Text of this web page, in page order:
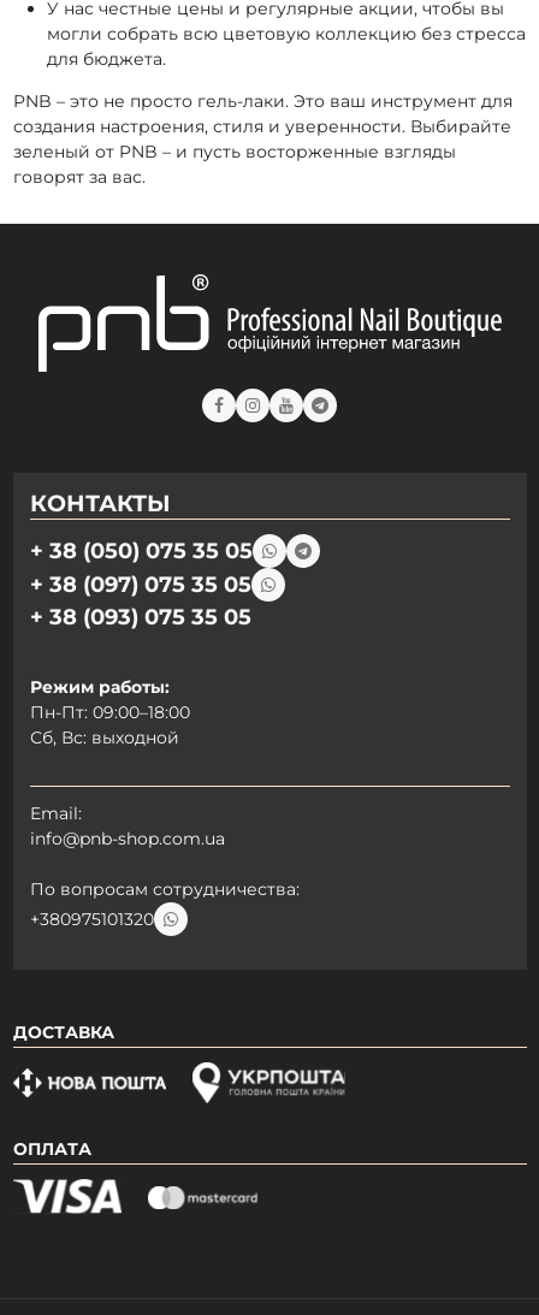
У нас честные цены и регулярные акции, чтобы вы
могли собрать всю цветовую коллекцию без стресса
для бюджета.
PNB – это не просто гель-лаки. Это ваш инструмент для
создания настроения, стиля и уверенности. Выбирайте
зеленый от PNB – и пусть восторженные взгляды
говорят за вас.
ДОСТАВКА
ОПЛАТА
КОНТАКТЫ
+ 38 (050) 075 35 05
+ 38 (097) 075 35 05
+ 38 (093) 075 35 05
Режим работы:
Пн-Пт: 09:00–18:00
Сб, Вс: выходной
Email:
info@pnb-shop.com.ua
По вопросам сотрудничества:
+380975101320
Зарегистрируйся и получи
автоматическую скидку 15% на первый
заказ